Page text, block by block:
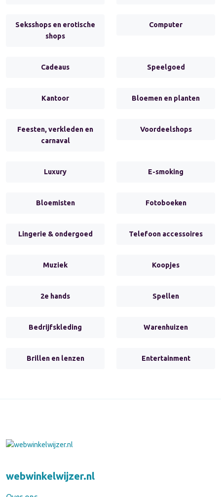
Seksshops en erotische
shops
Computer
Cadeaus Speelgoed
Kantoor Bloemen en planten
Feesten, verkleden en
carnaval
Voordeelshops
Luxury E-smoking
Bloemisten Fotoboeken
Lingerie & ondergoed Telefoon accessoires
Muziek Koopjes
2e hands Spellen
Bedrijfskleding Warenhuizen
Brillen en lenzen Entertainment
webwinkelwijzer.nl